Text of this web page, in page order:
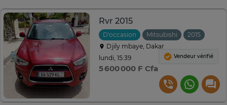
Rvr 2015
D'occasion Mitsubishi 2015
Djily mbaye, Dakar
lundi, 15:39
5 600 000 F Cfa
Vendeur vérifié